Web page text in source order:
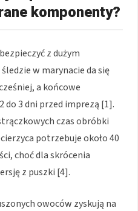
komponenty?
z dużym
w marynacie da się
a końcowe
3 dni przed imprezą [1].
czas obróbki
potrzebuje około 40
choć dla skrócenia
z puszki [4].
owoców zyskują na